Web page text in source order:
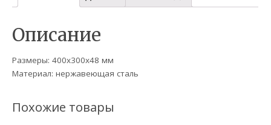
Описание
Размеры: 400х300х48 мм
Материал: нержавеющая сталь
Похожие товары